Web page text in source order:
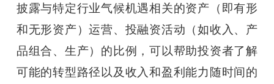
披露与特定行业气候机遇相关的资产（即有形
和无形资产）运营、投融资活动（如收入、产
品组合、生产）的比例，可以帮助投资者了解
可能的转型路径以及收入和盈利能力随时间的